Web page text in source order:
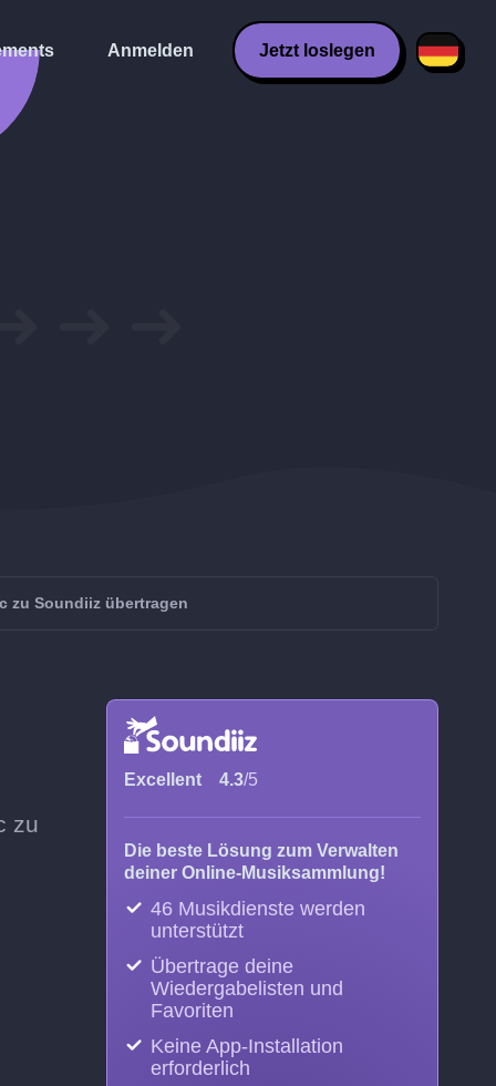
Anmelden Jetzt loslegen
zu Soundiiz übertragen
zu
Excellent 4.3/5
Die beste Lösung zum Verwalten
deiner Online-Musiksammlung!
46 Musikdienste werden
unterstützt
Übertrage deine
Wiedergabelisten und
Favoriten
Keine App-Installation
erforderlich